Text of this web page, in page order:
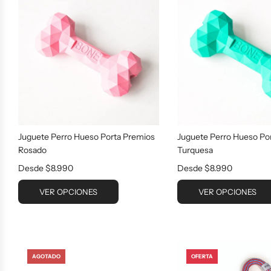
Juguete Perro Hueso Porta Premios
Rosado
Desde$8.990
VER OPCIONES
Juguete Perro Hueso
Turquesa
Desde$8.990
VER OPCIONES
AGOTADO OFERTA